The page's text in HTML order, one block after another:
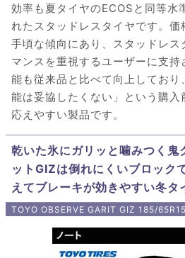
効率も夏タイヤのECOSと同等水
れたスタッドレスタイヤです。価
手頃な傾向にあり、スタッドレ
マンスを重視するユーザーに支
能も従来品と比べて向上してお
能は妥協したくない」という購
応えやすい製品です。
乾いた氷にガリッと噛みつく鬼
ットGIZは倒れにくいブロック
えてブレーキが効きやすい冬タ
TOYO OBSERVE GARIT GIZ 185/